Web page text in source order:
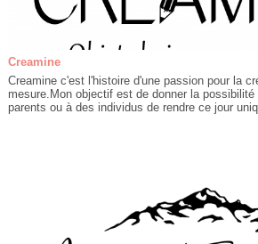
Creamine
Creamine c'est l'histoire d'une passion pour la
mesure.Mon objectif est de donner la
parents ou à des individus de rendre ce jour